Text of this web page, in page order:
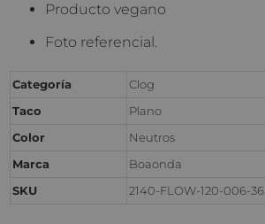
Producto vegano
Foto referencial.
Categoría
Clog
Taco
Plano
Color
Neutros
Marca
Boaonda
SKU
2140-FLOW-120-006-36